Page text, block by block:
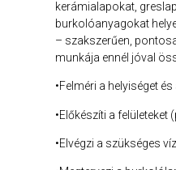
kerámialapokat,
burkolóanyagokat
– szakszerűen,
munkája ennél jóval
•Felméri a helyiséget
•Előkészíti a felületeket
•Elvégzi a szükséges